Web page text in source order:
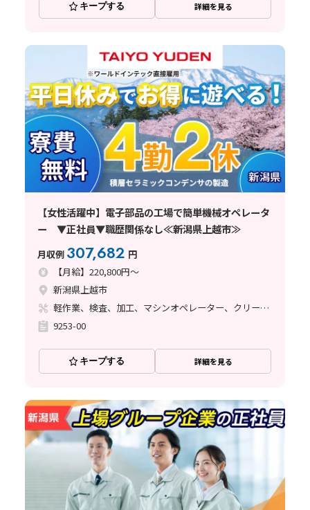
キープする 詳細を見る
【女性活躍中】電子部品の工場で簡単機械オペレータ
ー ▼正社員▼職歴関係なし≪新潟県上越市≫
月収例 307,682 円
【月給】220,800円～
新潟県上越市
軽作業、検査、加工、マシンオペレーター、クリーンルーム、清掃・洗浄、品質管理、メンテナンス・保全、立ち作業
9253-00
キープする 詳細を見る